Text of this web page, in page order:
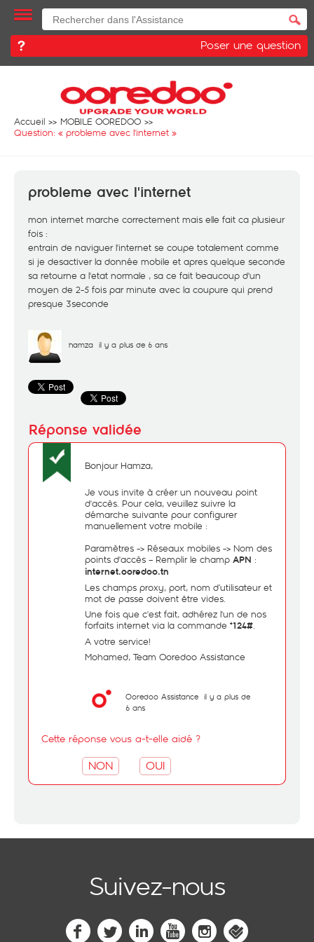
Poser une question
Accueil
MOBILE OOREDOO
Question: « probleme avec l'internet »
probleme avec l'internet
mon internet marche correctement mais elle fait ca plusieur
fois :
entrain de naviguer l'internet se coupe totalement comme
si je desactiver la donnée mobile et apres quelque seconde
sa retourne a l'etat normale , sa ce fait beaucoup d'un
moyen de 2-5 fois par minute avec la coupure qui prend
presque 3seconde
hamza il y a plus de 6 ans
Bonjour Hamza,
Je vous invite à créer un nouveau point
d'accès. Pour cela, veuillez suivre la
démarche suivante pour configurer
manuellement votre mobile :
Paramètres -> Réseaux mobiles -> Nom des
points d'accès – Remplir le champ APN :
internet.ooredoo.tn
Les champs proxy, port, nom d’utilisateur et
mot de passe doivent être vides.
Une fois que c'est fait, adhérez l'un de nos
forfaits internet via la commande *124#.
A votre service!
Mohamed, Team Ooredoo Assistance
Ooredoo Assistance il y a plus de
6 ans
Cette réponse vous a-t-elle aidé ?
NON OUI
Suivez-nous